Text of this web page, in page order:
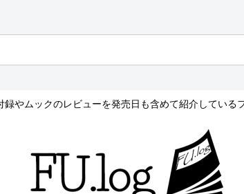
録やムックのレビューを発売日も含めて紹介している